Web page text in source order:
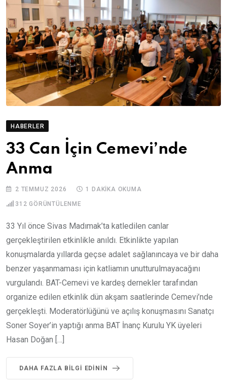
HABERLER
33 Can İçin Cemevi’nde
Anma
2 TEMMUZ 2026 1 DAKIKA OKUMA
312 GÖRÜNTÜLENME
33 Yıl önce Sivas Madımak’ta katledilen canlar
gerçekleştirilen etkinlikle anıldı. Etkinlikte yapılan
konuşmalarda yıllarda geçse adalet sağlanıncaya ve bir daha
benzer yaşanmaması için katliamın unutturulmayacağını
vurgulandı. BAT-Cemevi ve kardeş dernekler tarafından
organize edilen etkinlik dün akşam saatlerinde Cemevi’nde
gerçekleşti. Moderatörlüğünü ve açılış konuşmasını Sanatçı
Soner Soyer’in yaptığı anma BAT İnanç Kurulu YK üyeleri
Hasan Doğan […]
DAHA FAZLA BILGI EDININ